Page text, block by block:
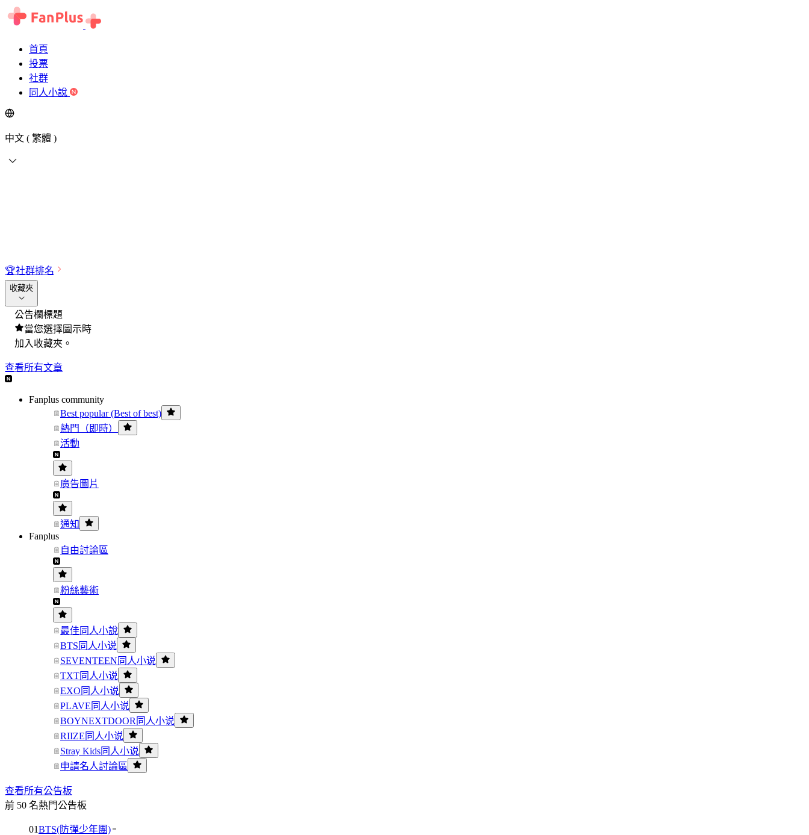
首頁
投票
社群
同人小說
中文 ( 繁體 )
🏆社群排名
收藏夾
公告欄標題
當您選擇圖示時
加入收藏夾。
查看所有文章
Fanplus community
Best popular (Best of best)
熱門（即時）
活動
廣告圖片
通知
Fanplus
自由討論區
粉絲藝術
最佳同人小說
BTS同人小说
SEVENTEEN同人小说
TXT同人小说
EXO同人小说
PLAVE同人小说
BOYNEXTDOOR同人小说
RIIZE同人小说
Stray Kids同人小说
申請名人討論區
查看所有公告板
前 50 名熱門公告板
01BTS(防彈少年團)